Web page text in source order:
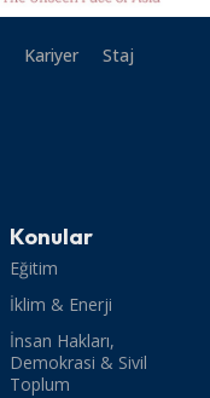
Kariyer
Staj
Konular
Eğitim
İklim & Enerji
İnsan Hakları,
Demokrasi & Sivil
Toplum